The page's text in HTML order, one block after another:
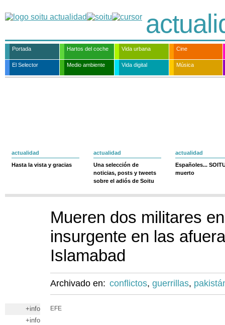
Portada Hartos del coche Vida urbana Cine
El Selector Medio ambiente Vida digital Música
actualidad
Hasta la vista y gracias
actualidad
Una selección de
noticias, posts y tweets
sobre el adiós de Soitu
actualidad
Españoles...
muerto
Mueren dos militares
insurgente en las
Islamabad
Archivado en: conflictos, guerrillas,
+info
+info
EFE